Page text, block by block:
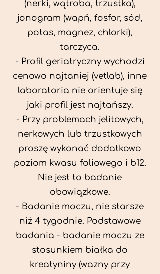
(nerki, wątroba, trzustka),
jonogram (wapń, fosfor, sód,
potas, magnez, chlorki),
tarczyca.
- Profil geriatryczny wychodzi
cenowo najtaniej (vetlab), inne
laboratoria nie orientuje się
jaki profil jest najtańszy.
- Przy problemach jelitowych,
nerkowych lub trzustkowych
proszę wykonać dodatkowo
poziom kwasu foliowego i b12.
Nie jest to badanie
obowiązkowe.
- Badanie moczu, nie starsze
niż 4 tygodnie. Podstawowe
badania - badanie moczu ze
stosunkiem białka do
kreatyniny (wazny przy